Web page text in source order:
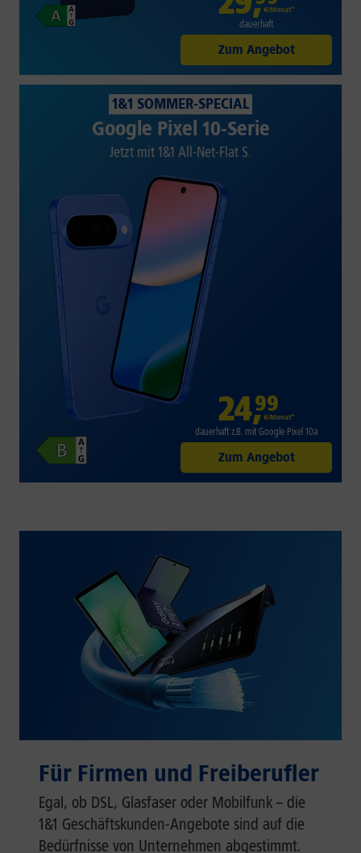
€/Monat*
dauerhaft
Zum Angebot
1&1 SOMMER-SPECIAL
Google Pixel 10-Serie
Jetzt mit 1&1 All-Net-Flat S.
24,99
€/Monat*
dauerhaft z.B. mit Google Pixel 10a
Zum Angebot
Für Firmen und Freiberufler
Egal, ob DSL, Glasfaser oder Mobilfunk – die
1&1 Geschäftskunden-Angebote sind auf die
Bedürfnisse von Unternehmen abgestimmt.